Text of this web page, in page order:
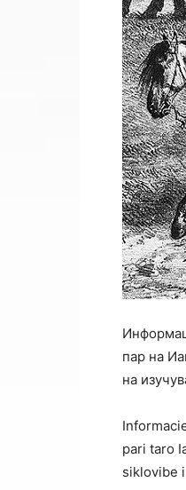
пар на
на
pari taro
siklovibe